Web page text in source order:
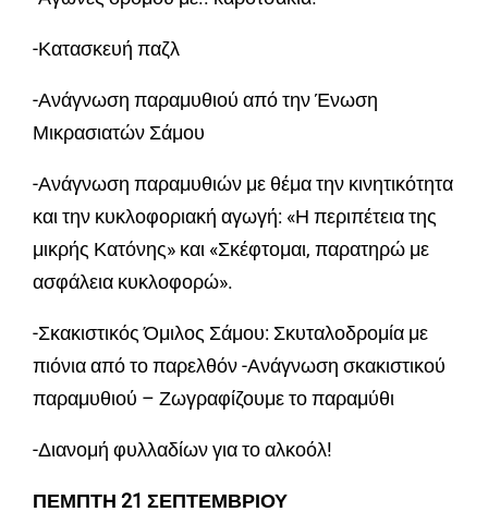
-Κατασκευή παζλ
-Ανάγνωση παραμυθιού από την Ένωση
Μικρασιατών Σάμου
-Ανάγνωση παραμυθιών με θέμα την κινητικότητα
και την κυκλοφοριακή αγωγή: «Η περιπέτεια της
μικρής Κατόνης» και «Σκέφτομαι, παρατηρώ με
ασφάλεια κυκλοφορώ».
-Σκακιστικός Όμιλος Σάμου: Σκυταλοδρομία με
πιόνια από το παρελθόν -Ανάγνωση σκακιστικού
παραμυθιού – Ζωγραφίζουμε το παραμύθι
-Διανομή φυλλαδίων για το αλκοόλ!
ΠΕΜΠΤΗ 21 ΣΕΠΤΕΜΒΡΙΟΥ